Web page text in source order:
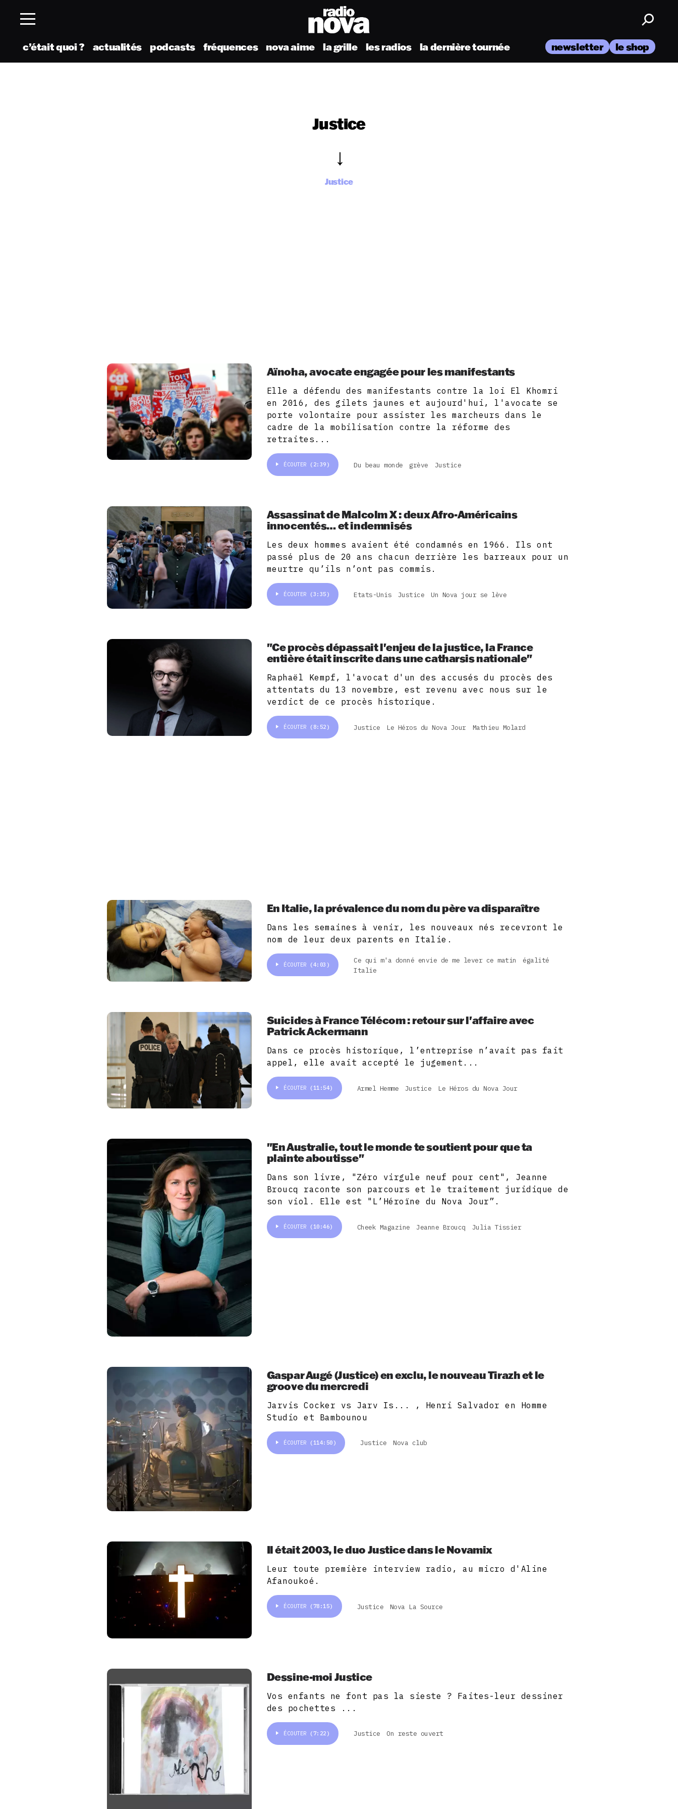
c’était quoi ? actualités podcasts fréquences nova aime la grille les radios la dernière tournée newsletter le shop
Justice
Justice
Aïnoha, avocate engagée pour les manifestants
Elle a défendu des manifestants contre la loi El Khomri
en 2016, des gilets jaunes et aujourd'hui, l'avocate se
porte volontaire pour assister les marcheurs dans le
cadre de la mobilisation contre la réforme des
retraites...
ÉCOUTER (2:39) Du beau monde grève Justice
Assassinat de Malcolm X : deux Afro-Américains
innocentés… et indemnisés
Les deux hommes avaient été condamnés en 1966. Ils ont
passé plus de 20 ans chacun derrière les barreaux pour un
meurtre qu’ils n’ont pas commis.
ÉCOUTER (3:35) Etats-Unis Justice Un Nova jour se lève
"Ce procès dépassait l'enjeu de la justice, la France
entière était inscrite dans une catharsis nationale"
Raphaël Kempf, l'avocat d'un des accusés du procès des
attentats du 13 novembre, est revenu avec nous sur le
verdict de ce procès historique.
ÉCOUTER (8:52) Justice Le Héros du Nova Jour Mathieu Molard
En Italie, la prévalence du nom du père va disparaître
Dans les semaines à venir, les nouveaux nés recevront le
nom de leur deux parents en Italie.
ÉCOUTER (4:03)
Ce qui m'a donné envie de me lever ce matin
égalité
Italie
Suicides à France Télécom : retour sur l'affaire avec
Patrick Ackermann
Dans ce procès historique, l’entreprise n’avait pas fait
appel, elle avait accepté le jugement...
ÉCOUTER (11:54) Armel Hemme Justice Le Héros du Nova Jour
"En Australie, tout le monde te soutient pour que ta
plainte aboutisse"
Dans son livre, "Zéro virgule neuf pour cent", Jeanne
Broucq raconte son parcours et le traitement juridique de
son viol. Elle est "L’Héroïne du Nova Jour”.
ÉCOUTER (10:46) Cheek Magazine Jeanne Broucq Julia Tissier
Gaspar Augé (Justice) en exclu, le nouveau Tirazh et le
groove du mercredi
Jarvis Cocker vs Jarv Is... , Henri Salvador en Homme
Studio et Bambounou
ÉCOUTER (114:50) Justice Nova club
Il était 2003, le duo Justice dans le Novamix
Leur toute première interview radio, au micro d'Aline
Afanoukoé.
ÉCOUTER (78:15) Justice Nova La Source
Dessine-moi Justice
Vos enfants ne font pas la sieste ? Faites-leur dessiner
des pochettes ...
ÉCOUTER (7:22) Justice On reste ouvert